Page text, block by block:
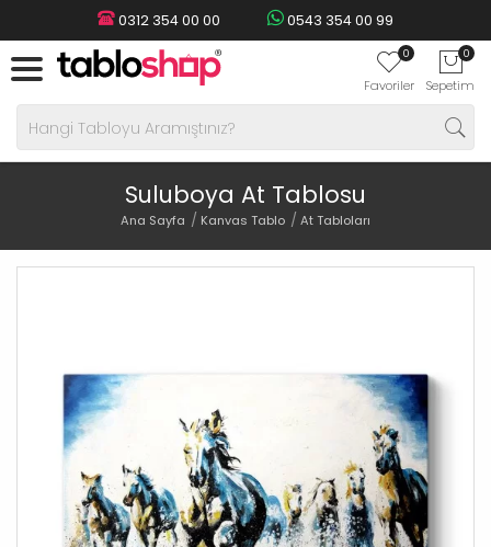
0312 354 00 00 0543 354 00 99
0
Favoriler
0
Sepetim
Suluboya At Tablosu
Ana Sayfa Kanvas Tablo At Tabloları